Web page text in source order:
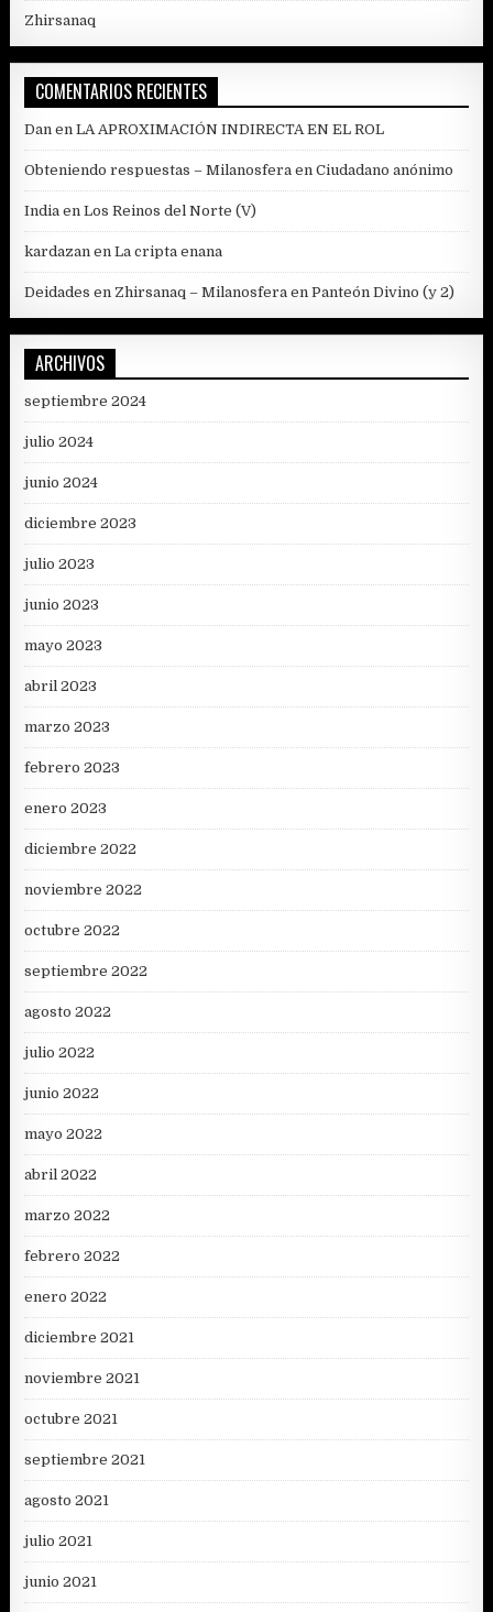
Zhirsanaq
COMENTARIOS RECIENTES
Dan enLA APROXIMACIÓN INDIRECTA EN EL ROL
Obteniendo respuestas – Milanosfera enCiudadano anónimo
India enLos Reinos del Norte (V)
kardazan enLa cripta enana
Deidades en Zhirsanaq – Milanosfera enPanteón Divino (y 2)
ARCHIVOS
septiembre 2024
julio 2024
junio 2024
diciembre 2023
julio 2023
junio 2023
mayo 2023
abril 2023
marzo 2023
febrero 2023
enero 2023
diciembre 2022
noviembre 2022
octubre 2022
septiembre 2022
agosto 2022
julio 2022
junio 2022
mayo 2022
abril 2022
marzo 2022
febrero 2022
enero 2022
diciembre 2021
noviembre 2021
octubre 2021
septiembre 2021
agosto 2021
julio 2021
junio 2021